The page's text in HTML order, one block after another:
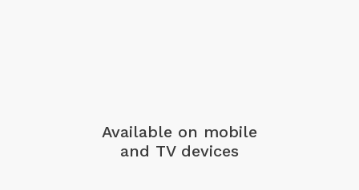
Available on mobile
and TV devices